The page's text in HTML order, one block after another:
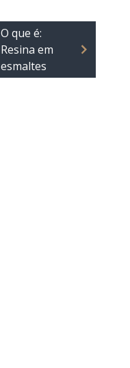
O que é:
Resina em
esmaltes